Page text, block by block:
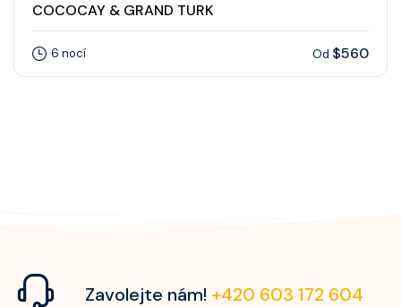
COCOCAY & GRAND TURK
6 nocí Od $560
Zavolejte nám! +420 603 172 604